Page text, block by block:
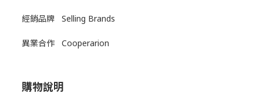
經銷品牌 Selling Brands
異業合作 Cooperarion
購物說明